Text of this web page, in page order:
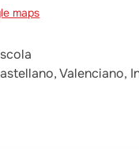
maps
Valenciano,